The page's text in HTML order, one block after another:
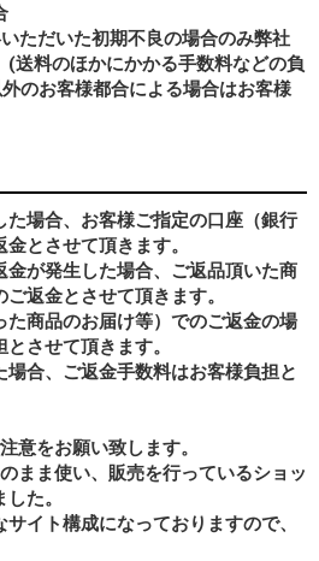
ただいた初期不良の場合のみ弊社
送料のほかにかかる手数料などの負
のお客様都合による場合はお客様
場合、お客様ご指定の口座（銀行
とさせて頂きます。
が発生した場合、ご返品頂いた商
返金とさせて頂きます。
商品のお届け等）でのご返金の場
させて頂きます。
合、ご返金手数料はお客様負担と
意をお願い致します。
まま使い、販売を行っているショッ
た。
イト構成になっておりますので、